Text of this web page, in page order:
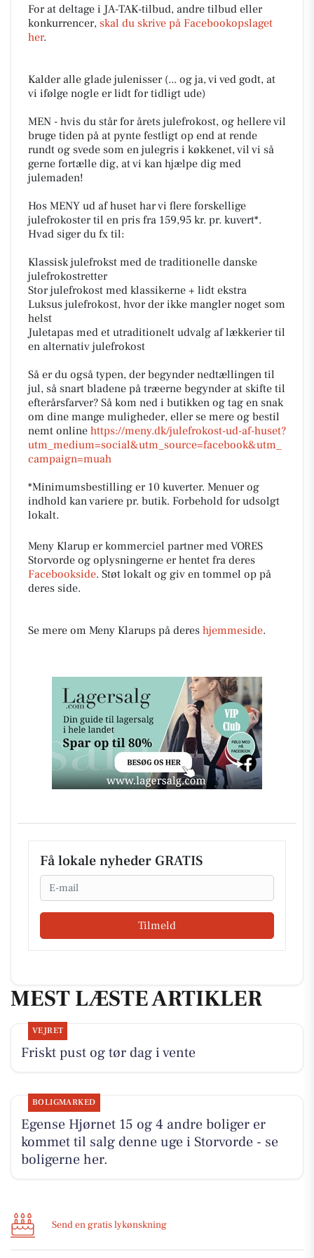
For at deltage i JA-TAK-tilbud, andre tilbud eller
konkurrencer, skal du skrive på Facebookopslaget
her.
Kalder alle glade julenisser (... og ja, vi ved godt, at
vi ifølge nogle er lidt for tidligt ude)
MEN - hvis du står for årets julefrokost, og hellere vil
bruge tiden på at pynte festligt op end at rende
rundt og svede som en julegris i køkkenet, vil vi så
gerne fortælle dig, at vi kan hjælpe dig med
julemaden!
Hos MENY ud af huset har vi flere forskellige
julefrokoster til en pris fra 159,95 kr. pr. kuvert*.
Hvad siger du fx til:
Klassisk julefrokst med de traditionelle danske
julefrokostretter
Stor julefrokost med klassikerne + lidt ekstra
Luksus julefrokost, hvor der ikke mangler noget som
helst
Juletapas med et utraditionelt udvalg af lækkerier til
en alternativ julefrokost
Så er du også typen, der begynder nedtællingen til
jul, så snart bladene på træerne begynder at skifte til
efterårsfarver? Så kom ned i butikken og tag en snak
om dine mange muligheder, eller se mere og bestil
nemt online https://meny.dk/julefrokost-ud-af-huset?
utm_medium=social&utm_source=facebook&utm_
campaign=muah
*Minimumsbestilling er 10 kuverter. Menuer og
indhold kan variere pr. butik. Forbehold for udsolgt
lokalt.
Meny Klarup er kommerciel partner med VORES
Storvorde og oplysningerne er hentet fra deres
Facebookside. Støt lokalt og giv en tommel op på
deres side.
Se mere om Meny Klarups på deres hjemmeside.
Få lokale nyheder GRATIS
Email
Tilmeld
MEST LÆSTE ARTIKLER
VEJRET
Friskt pust og tør dag i vente
BOLIGMARKED
Egense Hjørnet 15 og 4 andre boliger er
kommet til salg denne uge i Storvorde - se
boligerne her.
Send en gratis lykønskning